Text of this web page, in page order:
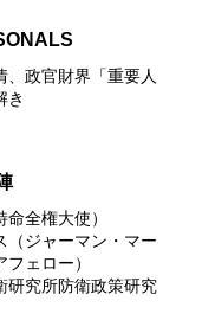
、政官財界「重要人
き
全権大使）
（ジャーマン・マー
ェロー）
研究所防衛政策研究